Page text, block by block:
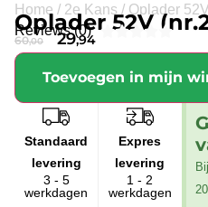
Home / 2e Kans / Oplader
Oplader 52V
Reviews (0)  
60,00 29,94
Toevoegen in mijn
Standaard
levering
3 - 5
werkdagen
Expres
levering
1 - 2
werkdagen